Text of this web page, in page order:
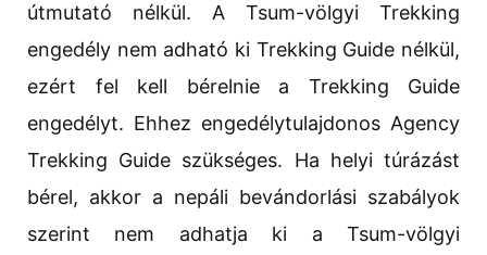
útmutató nélkül. A Tsum-völgyi Trekking
engedély nem adható ki Trekking Guide nélkül,
ezért fel kell bérelnie a Trekking Guide
engedélyt. Ehhez engedélytulajdonos Agency
Trekking Guide szükséges. Ha helyi túrázást
bérel, akkor a nepáli bevándorlási szabályok
szerint nem adhatja ki a Tsum-völgyi